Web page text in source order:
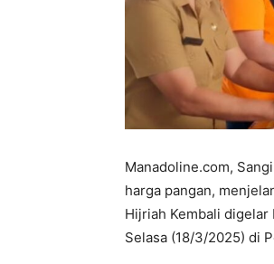
Manadoline.com,
harga pangan,
Hijriah Kembali digelar
Selasa (18/3/2025) di